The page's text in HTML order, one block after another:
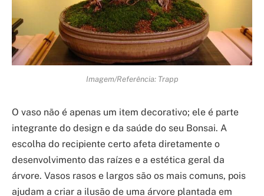
Imagem/Referência: Trapp
O vaso não é apenas um item decorativo; ele é parte
integrante do design e da saúde do seu Bonsai. A
escolha do recipiente certo afeta diretamente o
desenvolvimento das raízes e a estética geral da
árvore. Vasos rasos e largos são os mais comuns, pois
ajudam a criar a ilusão de uma árvore plantada em